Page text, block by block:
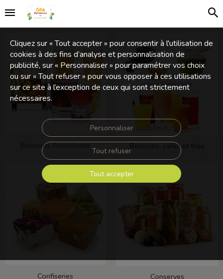
Boissons Alcoolisées Boissons, cafés et thés
Confiseries Conserves
Cliquez sur « Tout accepter » pour consentir à l'utilisation de
cookies à des fins d’analyse et personnalisation de
publicité, sur « Personnaliser » pour paramétrer vos choix
ou sur « Tout refuser » pour vous opposer à ces utilisations
sur ce site à l’exception de ceux qui sont strictement
nécessaires.
Personnaliser
Tout refuser
Tout accepter